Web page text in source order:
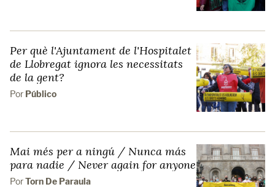
Per què l'Ajuntament de l'Hospitalet
de Llobregat ignora les necessitats
de la gent?
Por Público
Mai més per a ningú / Nunca más
para nadie / Never again for anyone
PorTorn De Paraula